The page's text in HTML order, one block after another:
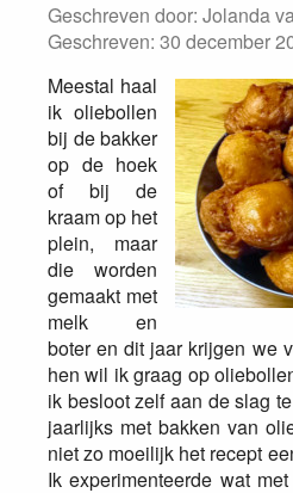
Geschreven door: Jolanda
Geschreven: 30 december
Meestal haal
ik oliebollen
bij de bakker
op de hoek
of bij de
kraam op het
plein, maar
die worden
gemaakt met
melk en
boter en dit jaar krijgen we
hen wil ik graag op
ik besloot zelf aan de slag
jaarlijks met bakken van
niet zo moeilijk het recept
Ik experimenteerde wat